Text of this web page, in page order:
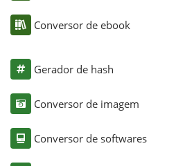
Conversor de ebook
Gerador de hash
Conversor de imagem
Conversor de softwares